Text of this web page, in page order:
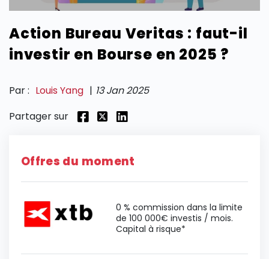
SECTIONS
Action Bureau Veritas : faut-il
investir en Bourse en 2025 ?
Par : Louis Yang | 13 Jan 2025
Partager sur
Offres du moment
0 % commission dans la limite
de 100 000€ investis / mois.
Capital à risque*